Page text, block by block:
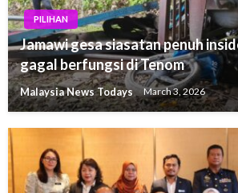
PILIHAN
Jamawi gesa siasatan penuh
gagal berfungsi di Tenom
Malaysia News Todays March 3, 2026